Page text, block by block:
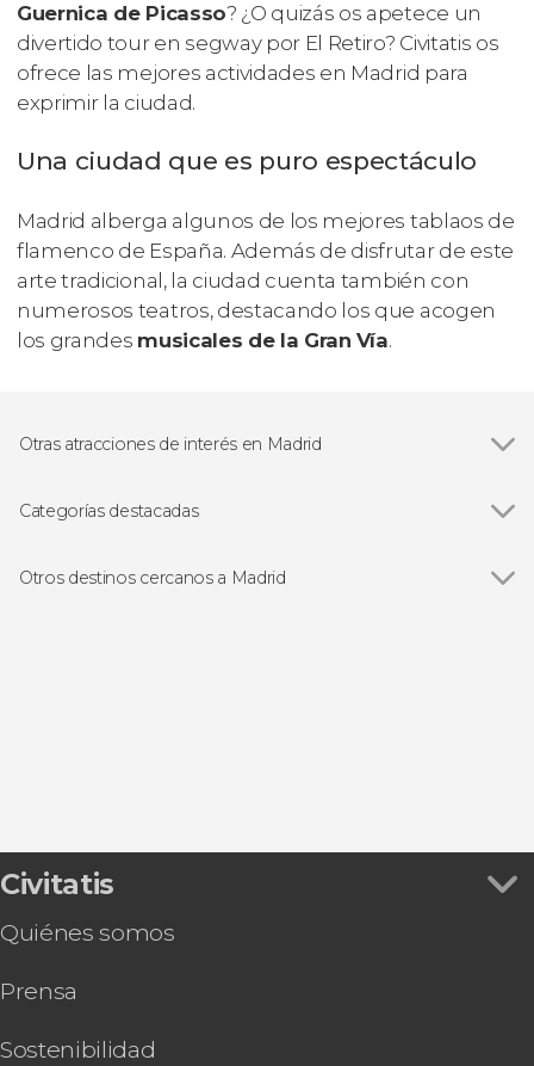
Guernica de Picasso? ¿O quizás os apetece un
divertido tour en segway por El Retiro? Civitatis os
ofrece las mejores actividades en Madrid para
exprimir la ciudad.
Una ciudad que es puro espectáculo
Madrid alberga algunos de los mejores tablaos de
flamenco de España. Además de disfrutar de este
arte tradicional, la ciudad cuenta también con
numerosos teatros, destacando los que acogen
los grandes musicales de la Gran Vía.
Otras atracciones de interés en Madrid
Museo Nacional del Prado
Catedral de la Almudena
Categorías destacadas
Free tours en Madrid
Otros destinos cercanos a Madrid
Civitatis
Quiénes somos
Prensa
Sostenibilidad